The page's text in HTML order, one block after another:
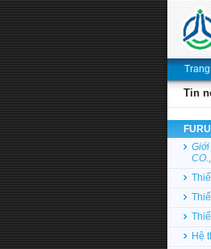
Tin
Giới
Hệ